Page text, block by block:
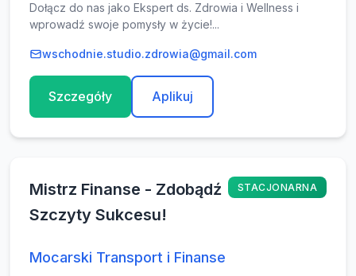
Dołącz do nas jako Ekspert ds. Zdrowia i Wellness i
wprowadź swoje pomysły w życie!...
wschodnie.studio.zdrowia@gmail.com
Szczegóły Aplikuj
Mistrz Finanse - Zdobądź
Szczyty Sukcesu!
STACJONARNA
Mocarski Transport i Finanse